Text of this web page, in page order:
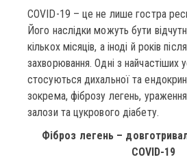
COVID-19 – це не лише гостра
Його наслідки можуть бути
кількох місяців, а іноді й років
захворювання. Одні з найчастіших
стосуються дихальної та
зокрема, фіброзу легень,
залози та цукрового діабету.
Фіброз легень –
COVID-19